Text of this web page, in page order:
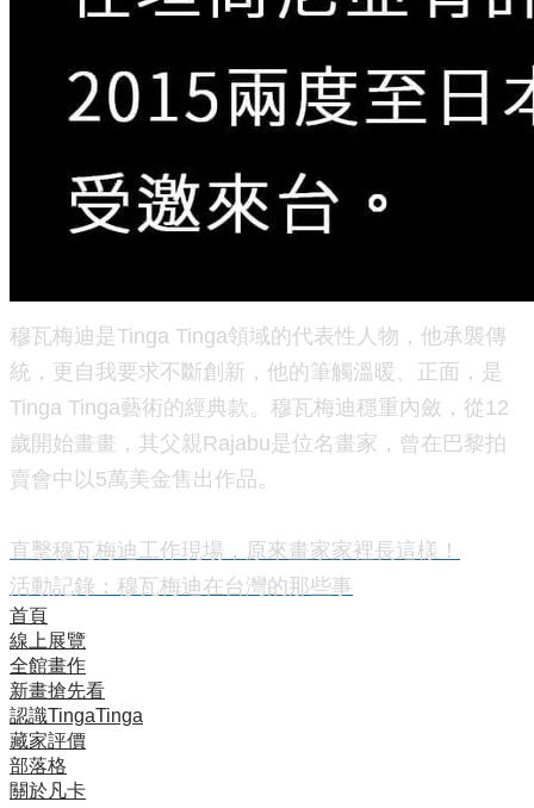
穆瓦梅迪是Tinga Tinga領域的代表性人物，他承襲傳
統，更自我要求不斷創新，他的筆觸溫暖、正面，是
Tinga Tinga藝術的經典款。穆瓦梅迪穩重內斂，從12
歲開始畫畫，其父親Rajabu是位名畫家，曾在巴黎拍
賣會中以5萬美金售出作品。
直擊穆瓦梅迪工作現場，原來畫家家裡長這樣！
活動記錄： 穆瓦梅迪在台灣的那些事
首頁
線上展覽
全館畫作
新畫搶先看
認識TingaTinga
藏家評價
部落格
關於凡卡